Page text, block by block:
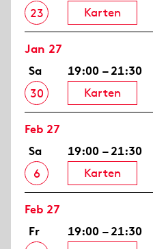
23
Karten
Jan 27
Sa
30
19:00 – 21:30
Karten
Feb 27
Sa
6
19:00 – 21:30
Karten
Feb 27
Fr
19:00 – 21:30